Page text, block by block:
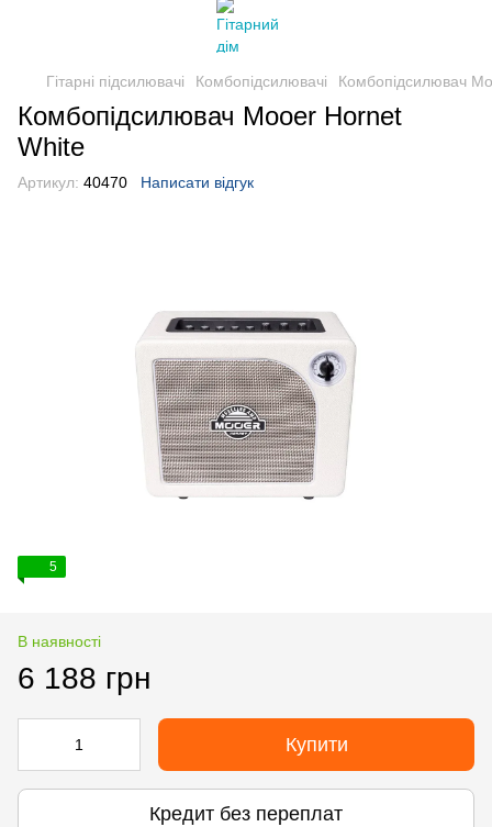
Гітарні підсилювачі Комбопідсилювачі Комбопідсилювач
Комбопідсилювач Mooer Hornet
White
Артикул: 40470 Написати відгук
5
В наявності
6 188 грн
Купити
Кредит без переплат